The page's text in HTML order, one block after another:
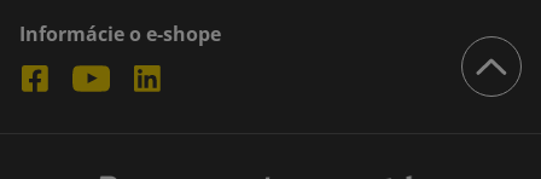
Informácie o e-shope